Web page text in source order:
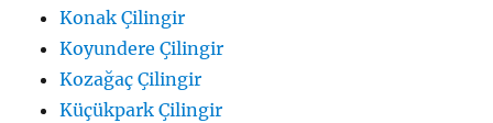
Konak Çilingir
Koyundere Çilingir
Kozağaç Çilingir
Küçükpark Çilingir